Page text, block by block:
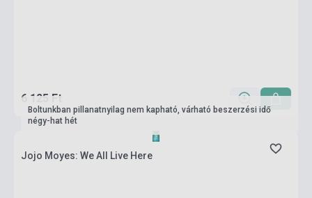
6 125 Ft
Boltunkban pillanatnyilag nem kapható, várható beszerzési idő
négy-hat hét
Jojo Moyes: We All Live Here